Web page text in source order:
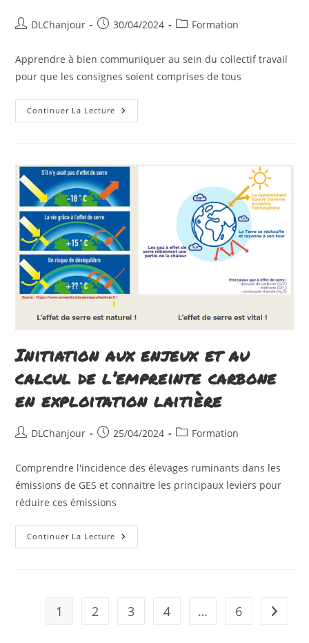
Auteur/autrice
la
publication :
DLChanjour
Publication
30/04/2024
PostFormation
Apprendre à bien communiquer au sein du collectif travail
pour que les consignes soient comprises de tous
Continuer La Lecture Pérenniser
Et
Des
Exploitations
:
Mieux
Communiquer
Pour
Performer
Initiation aux enjeux et au
calcul de l’empreinte carbone
en exploitation laitière
Auteur/autrice
publication :
DLChanjour
Publication
25/04/2024
PostFormation
Comprendre l'incidence des élevages ruminants dans les
émissions de GES et connaitre les principaux leviers pour
réduire ces émissions
Continuer La Lecture Initiation
Aux
Carbone
1 2 3 4 … 6 Aller à